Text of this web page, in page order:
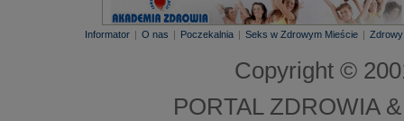
Informator | O nas | Poczekalnia | Seks w Zdrowym Mieście |
Copyright ©
PORTAL ZDROWIA